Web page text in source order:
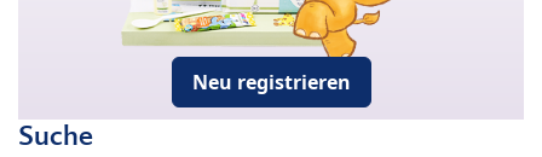
Neu registrieren
Suche